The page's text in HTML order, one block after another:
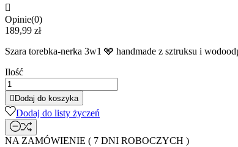

Opinie(0)
189,99 zł
Szara torebka-nerka 3w1 🩶 handmade z sztruksu i
Ilość
Dodaj do koszyka
Dodaj do listy życzeń
NA ZAMÓWIENIE ( 7 DNI ROBOCZYCH )